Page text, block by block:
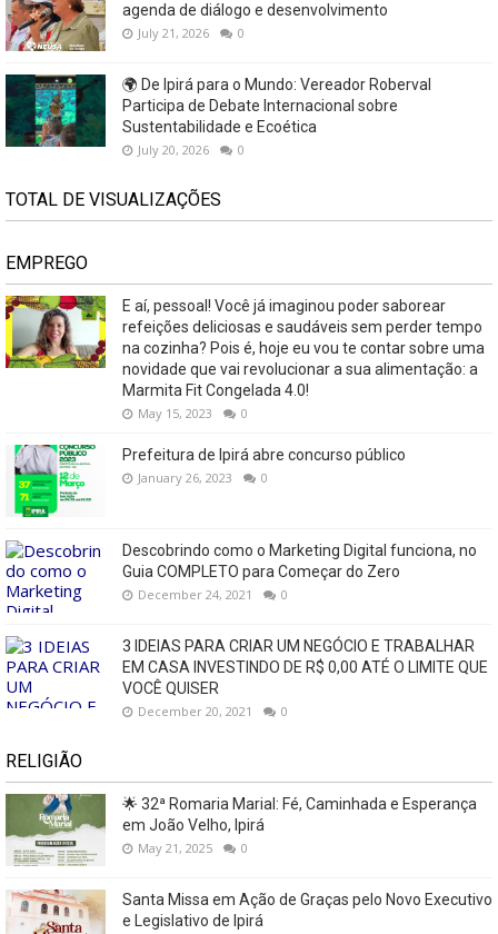
agenda de diálogo e desenvolvimento
July 21, 2026 0
🌍 De Ipirá para o Mundo: Vereador Roberval
Participa de Debate Internacional sobre
Sustentabilidade e Ecoética
July 20, 2026 0
TOTAL DE VISUALIZAÇÕES
EMPREGO
E aí, pessoal! Você já imaginou poder saborear
refeições deliciosas e saudáveis ​​sem perder tempo
na cozinha? Pois é, hoje eu vou te contar sobre uma
novidade que vai revolucionar a sua alimentação: a
Marmita Fit Congelada 4.0!
May 15, 2023 0
Prefeitura de Ipirá abre concurso público
January 26, 2023 0
Descobrindo como o Marketing Digital funciona, no
Guia COMPLETO para Começar do Zero
December 24, 2021 0
3 IDEIAS PARA CRIAR UM NEGÓCIO E TRABALHAR
EM CASA INVESTINDO DE R$ 0,00 ATÉ O LIMITE QUE
VOCÊ QUISER
December 20, 2021 0
RELIGIÃO
🌟 32ª Romaria Marial: Fé, Caminhada e Esperança
em João Velho, Ipirá
May 21, 2025 0
Santa Missa em Ação de Graças pelo Novo Executivo
e Legislativo de Ipirá